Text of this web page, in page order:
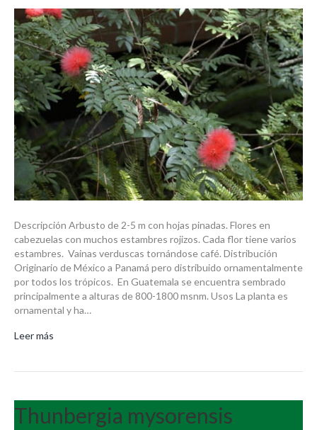
Descripción Arbusto de 2-5 m con hojas pinadas. Flores en
cabezuelas con muchos estambres rojizos. Cada flor tiene varios
estambres. Vainas verduscas tornándose café. Distribución
Originario de México a Panamá pero distribuido ornamentalmente
por todos los trópicos. En Guatemala se encuentra sembrado
principalmente a alturas de 800-1800 msnm. Usos La planta es
ornamental y ha…
Leer más
Thunbergia mysorensis